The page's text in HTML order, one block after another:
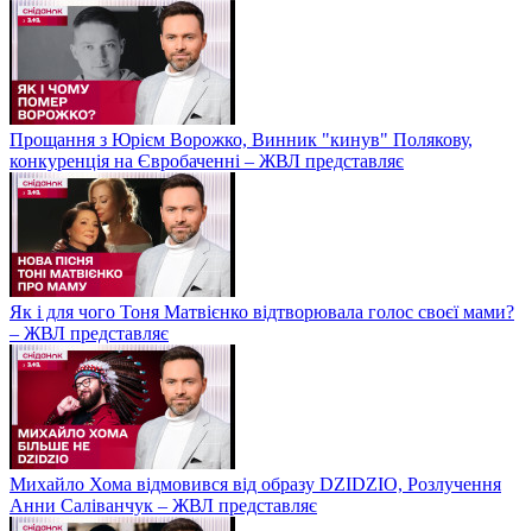
Прощання з Юрієм Ворожко, Винник "кинув" Полякову,
конкуренція на Євробаченні – ЖВЛ представляє
Як і для чого Тоня Матвієнко відтворювала голос своєї мами?
– ЖВЛ представляє
Михайло Хома відмовився від образу DZIDZIO, Розлучення
Анни Саліванчук – ЖВЛ представляє